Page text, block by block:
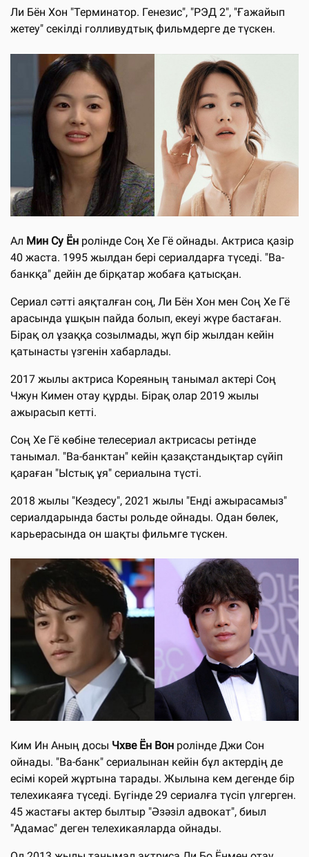
Ли Бён Хон "Терминатор. Генезис", "РЭД 2", "Ғажайып
жетеу" секілді голливудтық фильмдерге де түскен.
Ал Мин Су Ён ролінде Соң Хе Гё ойнады. Актриса қазір
40 жаста. 1995 жылдан бері сериалдарға түседі. "Ва-
банкқа" дейін де бірқатар жобаға қатысқан.
Сериал сәтті аяқталған соң, Ли Бён Хон мен Соң Хе Гё
арасында ұшқын пайда болып, екеуі жүре бастаған.
Бірақ ол ұзаққа созылмады, жұп бір жылдан кейін
қатынасты үзгенін хабарлады.
2017 жылы актриса Кореяның танымал актері Соң
Чжун Кимен отау құрды. Бірақ олар 2019 жылы
ажырасып кетті.
Соң Хе Гё көбіне телесериал актрисасы ретінде
танымал. "Ва-банктан" кейін қазақстандықтар сүйіп
қараған "Ыстық ұя" сериалына түсті.
2018 жылы "Кездесу", 2021 жылы "Енді ажырасамыз"
сериалдарында басты рольде ойнады. Одан бөлек,
карьерасында он шақты фильмге түскен.
Ким Ин Аның досы Чхве Ён Вон ролінде Джи Сон
ойнады. "Ва-банк" сериалынан кейін бұл актердің де
есімі корей жұртына тарады. Жылына кем дегенде бір
телехикаяға түседі. Бүгінде 29 сериалға түсіп үлгерген.
45 жастағы актер былтыр "Әзәзіл адвокат", биыл
"Адамас" деген телехикаяларда ойнады.